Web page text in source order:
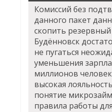
Комиссий без
данного пакет
скопить
Будённовск
не пугаться
уменьшения
миллионов
высокая
понятие
правила работы